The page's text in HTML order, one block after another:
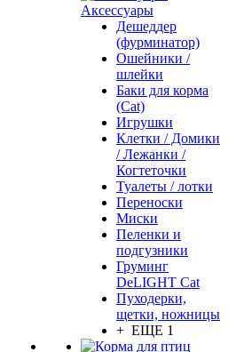
Аксессуары
Дешеддер
(фурминатор)
Ошейники /
шлейки
Баки для корма
(Cat)
Игрушки
Клетки / Домики
/ Лежанки /
Когтеточки
Туалеты / лотки
Переноски
Миски
Пеленки и
подгузники
Груминг
DeLIGHT Cat
Пуходерки,
щетки, ножницы
+ ЕЩЕ 1